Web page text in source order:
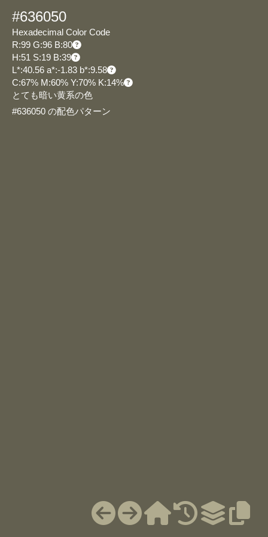
#636050
Hexadecimal Color Code
R:99 G:96 B:80
H:51 S:19 B:39
L*:40.56 a*:-1.83 b*:9.58
C:67% M:60% Y:70% K:14%
とても暗い黄系の色
#636050 の配色パターン